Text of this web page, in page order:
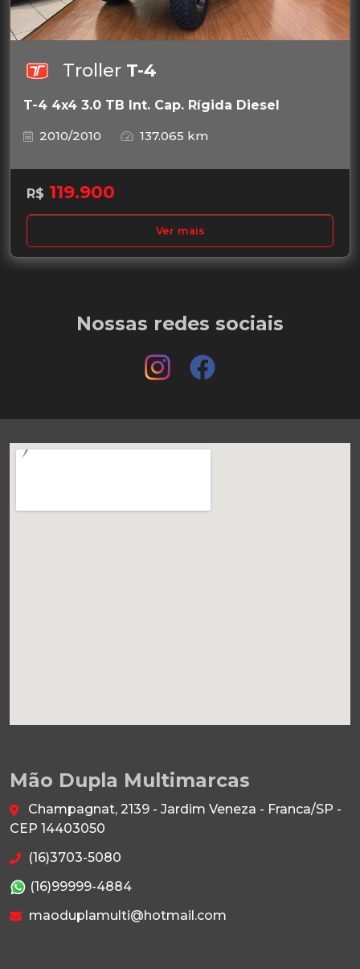
Troller T-4
T-4 4x4 3.0 TB Int. Cap. Rígida Diesel
2010/2010
137.065 km
R$ 119.900
Ver mais
Nossas redes sociais
Mão Dupla Multimarcas
Champagnat, 2139 - Jardim Veneza - Franca/SP -
CEP 14403050
(16)3703-5080
(16)99999-4884
maoduplamulti@hotmail.com